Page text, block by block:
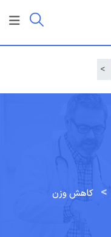
>
> کاهش وزن